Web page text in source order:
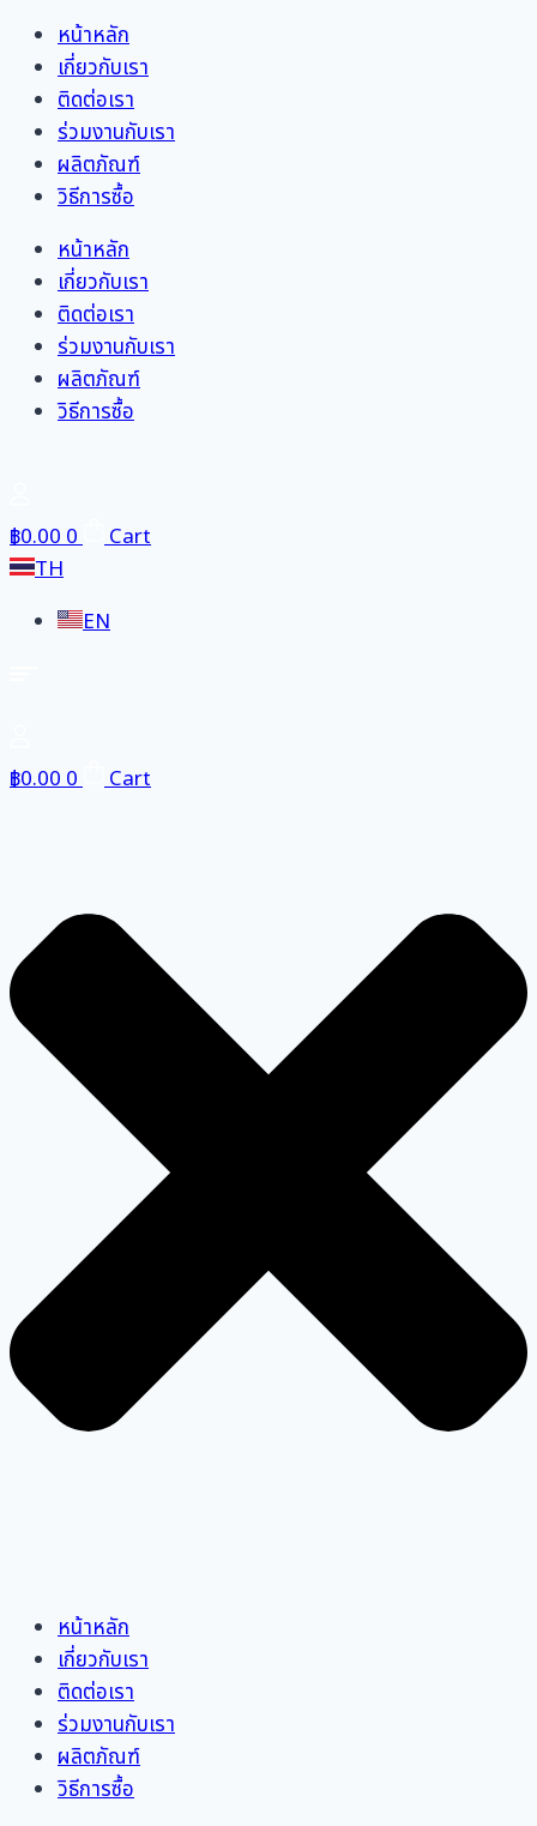
Skip
content
หน้าหลัก
เกี่ยวกับเรา
ติดต่อเรา
ร่วมงานกับเรา
ผลิตภัณฑ์
วิธีการซื้อ
หน้าหลัก
เกี่ยวกับเรา
ติดต่อเรา
ร่วมงานกับเรา
ผลิตภัณฑ์
วิธีการซื้อ
฿0.000
Cart
TH
EN
฿0.000 Cart
หน้าหลัก
เกี่ยวกับเรา
ติดต่อเรา
ร่วมงานกับเรา
ผลิตภัณฑ์
วิธีการซื้อ